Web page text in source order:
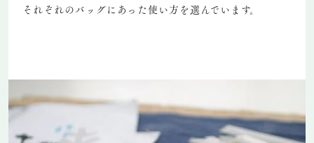
それぞれのバッグにあった使い方を選んでいます。